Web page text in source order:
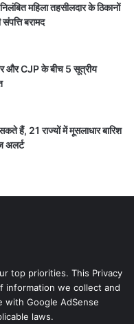
महिला तहसीलदार के ठिकानों
बरामद
और CJP के बीच 5 सूत्रीय
हैं, 21 राज्यों में मूसलाधार बारिश
अलर्ट
top priorities. This Privacy
information we collect and
with Google AdSense
laws.